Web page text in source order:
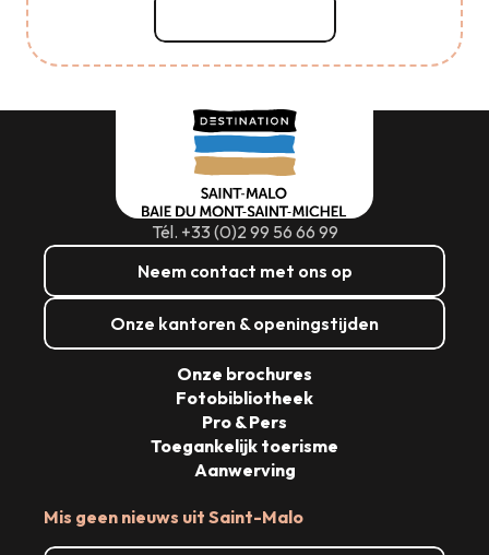
Tél. +33 (0)2 99 56 66 99
Neem contact met ons op
Onze kantoren & openingstijden
Mis geen nieuws uit Saint-Malo
Onze brochures
Fotobibliotheek
Pro & Pers
Toegankelijk toerisme
Aanwerving